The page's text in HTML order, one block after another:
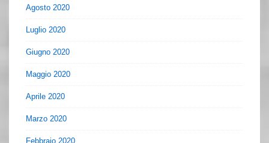
Agosto 2020
Luglio 2020
Giugno 2020
Maggio 2020
Aprile 2020
Marzo 2020
Febbraio 2020